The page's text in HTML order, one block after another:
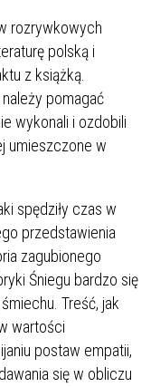
rozrywkowych
polską i
z książką.
pomagać
wykonali i ozdobili
umieszczone w
spędziły czas w
przedstawienia
zagubionego
Śniegu bardzo się
Treść, jak
wartości
postaw empatii,
się w obliczu